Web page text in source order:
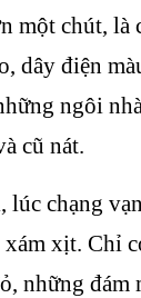
một chút, là
dây điện
ngôi
cũ nát.
chạng
xịt. Chỉ
những đám